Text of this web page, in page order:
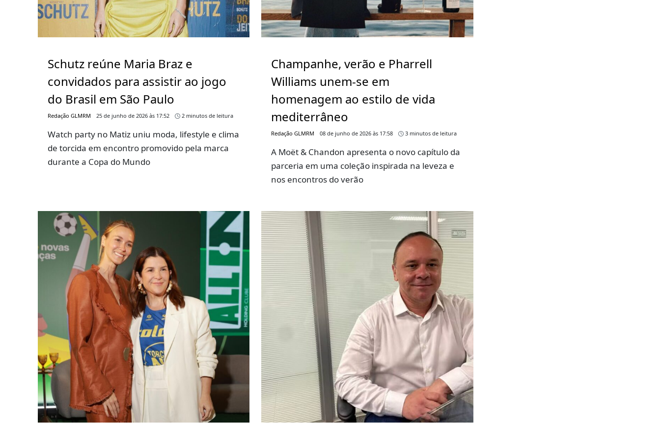
Schutz reúne Maria Braz e
convidados para assistir ao jogo
do Brasil em São Paulo
Redação GLMRM 25 de junho de 2026 às 17:52 2 minutos de leitura
Watch party no Matiz uniu moda, lifestyle e clima
de torcida em encontro promovido pela marca
durante a Copa do Mundo
Champanhe, verão e Pharrell
Williams unem-se em
homenagem ao estilo de vida
mediterrâneo
Redação GLMRM 08 de junho de 2026 às 17:58 3 minutos de leitura
A Moët & Chandon apresenta o novo capítulo da
parceria em uma coleção inspirada na leveza e
nos encontros do verão